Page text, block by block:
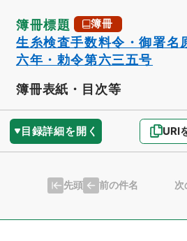
簿冊標題 簿冊
生糸検査手数料令・御署名
六年・勅令第六三五号
簿冊表紙・目次等
目録詳細を開く URI
先頭 前の件名 次